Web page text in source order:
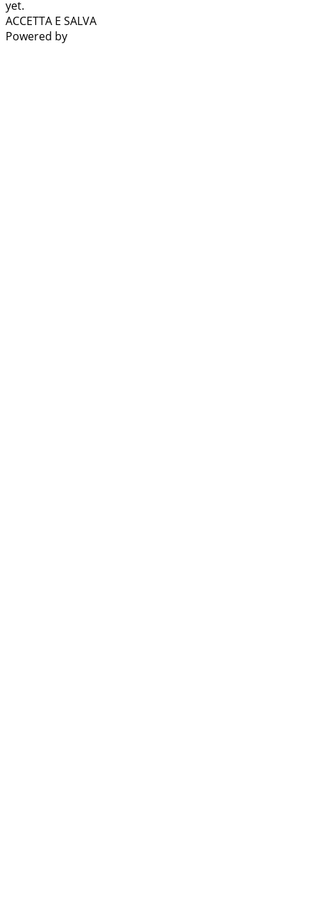
yet.
ACCETTA E SALVA
Powered by